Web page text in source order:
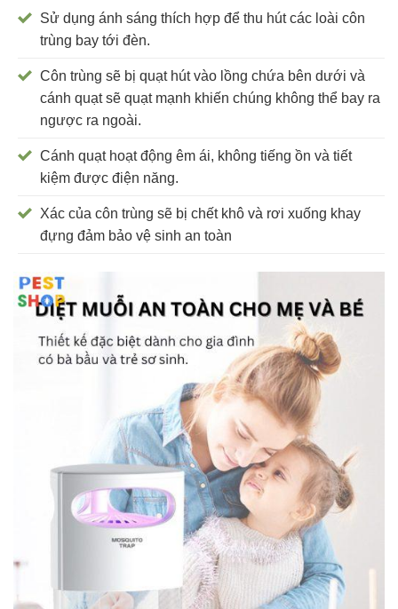
Sử dụng ánh sáng thích hợp để thu hút các loài côn
trùng bay tới đèn.
Côn trùng sẽ bị quạt hút vào lồng chứa bên dưới và
cánh quạt sẽ quạt mạnh khiến chúng không thể bay ra
ngược ra ngoài.
Cánh quạt hoạt động êm ái, không tiếng ồn và tiết
kiệm được điện năng.
Xác của côn trùng sẽ bị chết khô và rơi xuống khay
đựng đảm bảo vệ sinh an toàn